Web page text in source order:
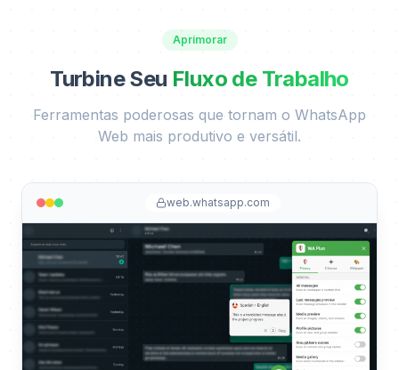
Aprimorar
Turbine Seu Fluxo de Trabalho
Ferramentas poderosas que tornam o WhatsApp
Web mais produtivo e versátil.
web.whatsapp.com